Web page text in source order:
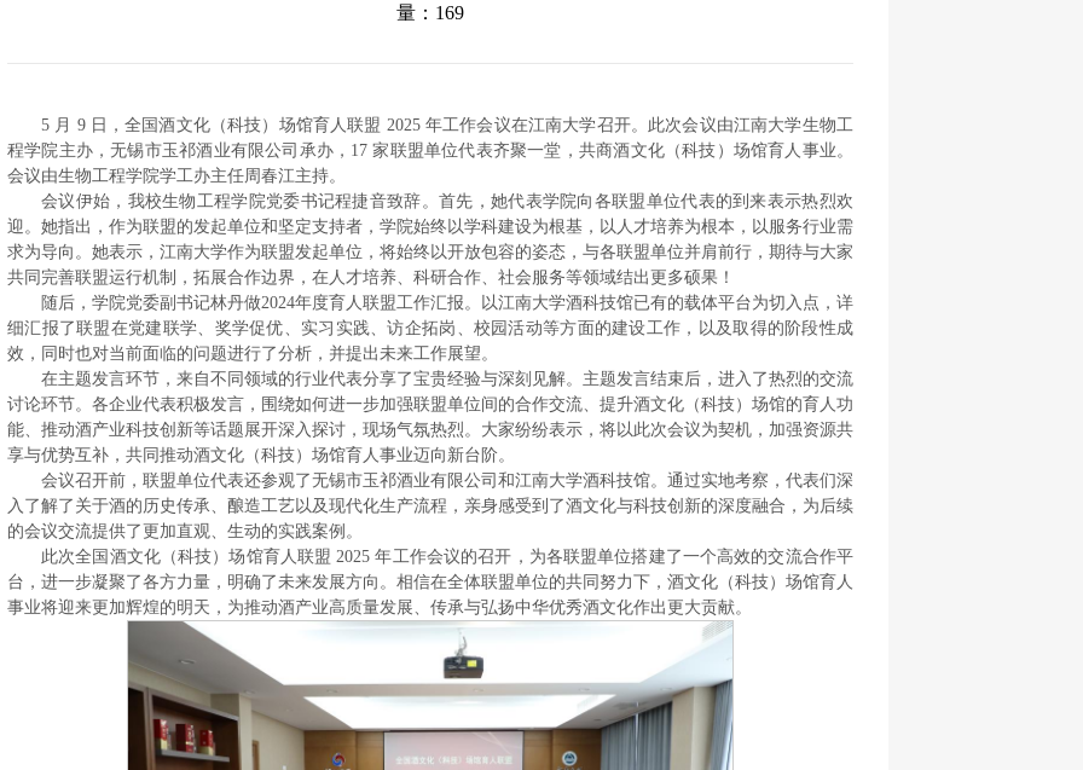
量： 169
5 月 9 日，全国酒文化（科技）场馆育人联盟 2025 年工作会议在江南大学召开。此次会议由江南大学生物工
程学院主办，无锡市玉祁酒业有限公司承办，17 家联盟单位代表齐聚一堂，共商酒文化（科技）场馆育人事业。
会议由生物工程学院学工办主任周春江主持。
会议伊始，我校生物工程学院党委书记程捷音致辞。首先，她代表学院向各联盟单位代表的到来表示热烈欢
迎。她指出，作为联盟的发起单位和坚定支持者，学院始终以学科建设为根基，以人才培养为根本，以服务行业需
求为导向。她表示，江南大学作为联盟发起单位，将始终以开放包容的姿态，与各联盟单位并肩前行，期待与大家
共同完善联盟运行机制，拓展合作边界，在人才培养、科研合作、社会服务等领域结出更多硕果！
随后，学院党委副书记林丹做2024年度育人联盟工作汇报。以江南大学酒科技馆已有的载体平台为切入点，详
细汇报了联盟在党建联学、奖学促优、实习实践、访企拓岗、校园活动等方面的建设工作，以及取得的阶段性成
效，同时也对当前面临的问题进行了分析，并提出未来工作展望。
在主题发言环节，来自不同领域的行业代表分享了宝贵经验与深刻见解。主题发言结束后，进入了热烈的交流
讨论环节。各企业代表积极发言，围绕如何进一步加强联盟单位间的合作交流、提升酒文化（科技）场馆的育人功
能、推动酒产业科技创新等话题展开深入探讨，现场气氛热烈。大家纷纷表示，将以此次会议为契机，加强资源共
享与优势互补，共同推动酒文化（科技）场馆育人事业迈向新台阶。
会议召开前，联盟单位代表还参观了无锡市玉祁酒业有限公司和江南大学酒科技馆。通过实地考察，代表们深
入了解了关于酒的历史传承、酿造工艺以及现代化生产流程，亲身感受到了酒文化与科技创新的深度融合，为后续
的会议交流提供了更加直观、生动的实践案例。
此次全国酒文化（科技）场馆育人联盟 2025 年工作会议的召开，为各联盟单位搭建了一个高效的交流合作平
台，进一步凝聚了各方力量，明确了未来发展方向。相信在全体联盟单位的共同努力下，酒文化（科技）场馆育人
事业将迎来更加辉煌的明天，为推动酒产业高质量发展、传承与弘扬中华优秀酒文化作出更大贡献。